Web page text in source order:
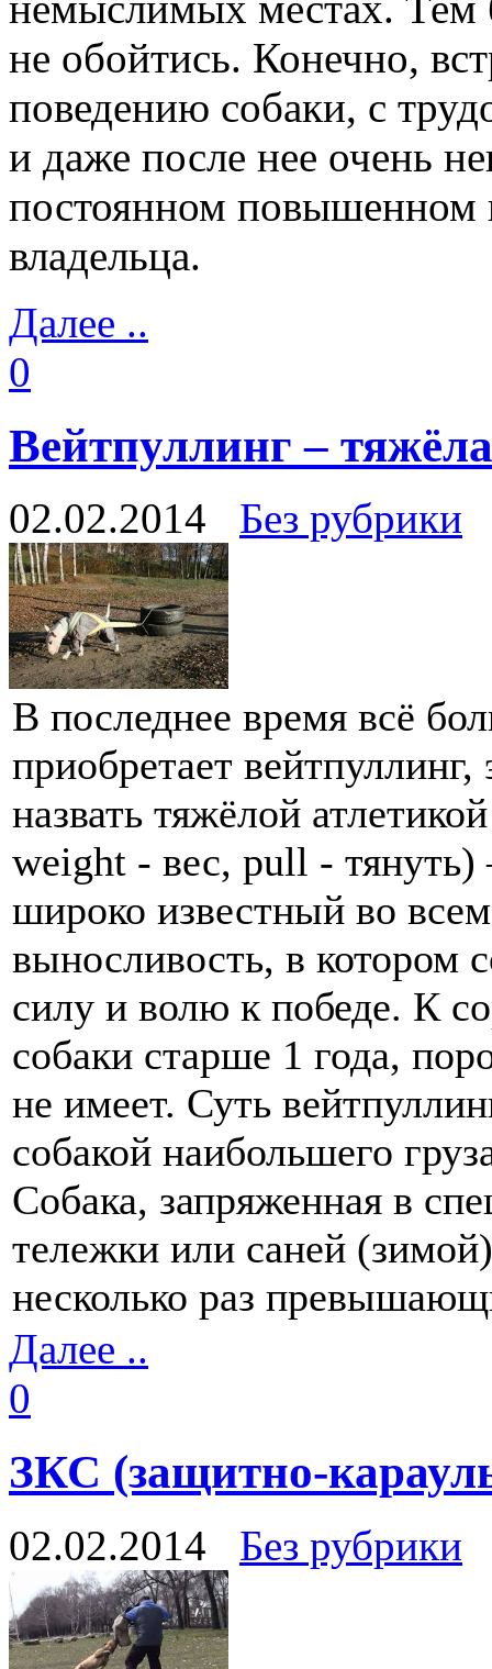
не обойтись. Конечно,
поведению собаки, с
и даже после нее очень
постоянном повышенном
владельца.
Далее ..
0
Вейтпуллинг –
02.02.2014 Без рубрики
В последнее время всё
приобретает
назвать тяжёлой
weight - вес, pull - тянуть)
широко известный во
выносливость, в котором
силу и волю к победе. К
собаки старше 1 года,
не имеет. Суть
собакой наибольшего
Собака, запряженная в
тележки или саней
несколько раз
Далее ..
0
ЗКС (защитно-
02.02.2014 Без рубрики